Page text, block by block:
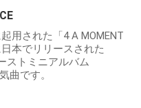
用された「4 A MOMENT
本でリリースされた
ストミニアルバム
曲です。